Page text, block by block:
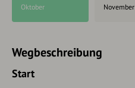
Oktober November
Wegbeschreibung
Start